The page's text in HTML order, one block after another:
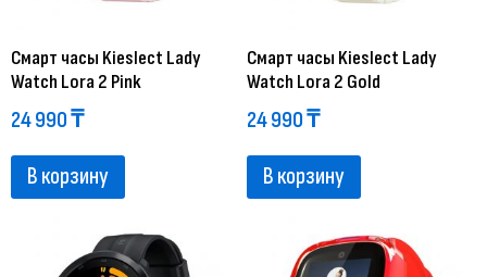
Смарт часы Kieslect Lady
Watch Lora 2 Pink
24 990₸
В корзину
Смарт часы Kieslect Lady
Watch Lora 2 Gold
24 990₸
В корзину